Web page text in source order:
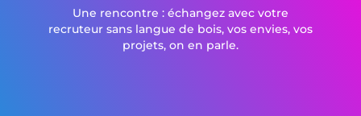
Une rencontre : échangez avec votre
recruteur sans langue de bois, vos envies, vos
projets, on en parle.